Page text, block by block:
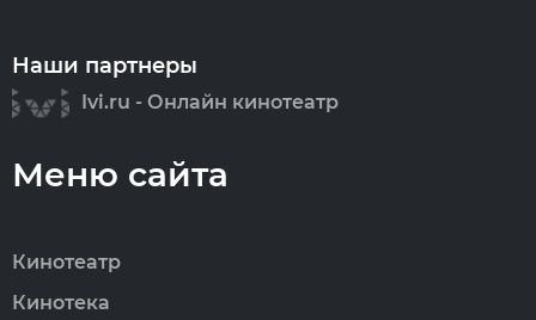
Наши партнеры
Ivi.ru - Онлайн кинотеатр
Меню сайта
Кинотеатр
Кинотека